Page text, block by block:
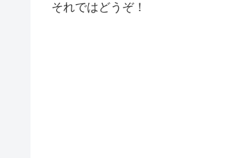
それではどうぞ！